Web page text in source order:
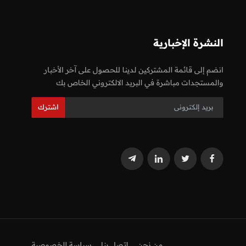
النشرة الإخبارية
انضم إلى قائمة المشتركين لدينا للحصول على آخر الأخبار
والمستجدات مباشرة في البريد الالكتروني الخاص بك
اشترك